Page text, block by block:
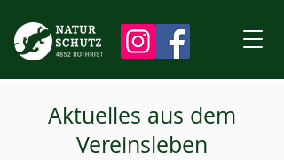
Aktuelles aus dem
Vereinsleben